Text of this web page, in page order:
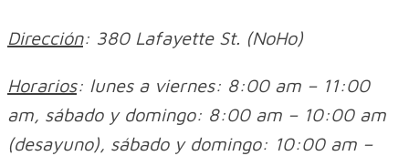
Dirección: 380 Lafayette St. (NoHo)
Horarios: lunes a viernes: 8:00 am – 11:00
am, sábado y domingo: 8:00 am – 10:00 am
(desayuno), sábado y domingo: 10:00 am –